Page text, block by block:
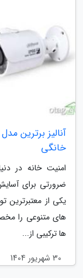
آنالیز برترین
خانگی
امنیت خانه در
یکی از معتبرترین
های متنوعی را
ها ترکیبی از...
30 شهریور 1404